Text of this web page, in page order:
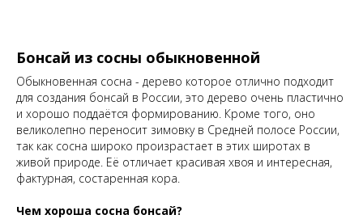
Бонсай из сосны обыкновенной
Обыкновенная сосна - дерево которое отлично подходит
для создания бонсай в России, это дерево очень пластично
и хорошо поддаётся формированию. Кроме того, оно
великолепно переносит зимовку в Средней полосе России,
так как сосна широко произрастает в этих широтах в
живой природе. Её отличает красивая хвоя и интересная,
фактурная, состаренная кора.
Чем хороша сосна бонсай?